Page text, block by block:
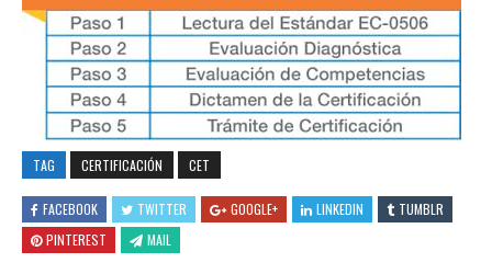
TAG CERTIFICACIÓN CET
FACEBOOK TWITTER GOOGLE+ LINKEDIN
TUMBLR
PINTEREST
MAIL